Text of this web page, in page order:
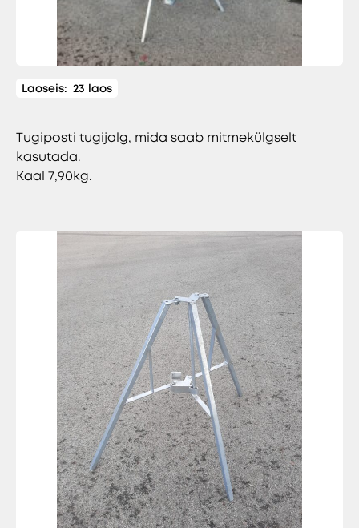
Laoseis: 23 laos
Tugiposti tugijalg, mida saab mitmekülgselt
kasutada.
Kaal 7,90kg.